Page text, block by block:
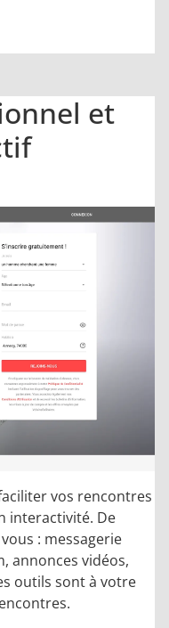
et
vos rencontres
interactivité. De
: messagerie
annonces vidéos,
outils sont à votre